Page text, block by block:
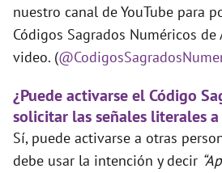
nuestro canal de YouTube para
Códigos Sagrados Numéricos
video. (
¿Puede activarse el Código
solicitar las señales literales
Sí, puede activarse a otras
debe usar la intención y decir